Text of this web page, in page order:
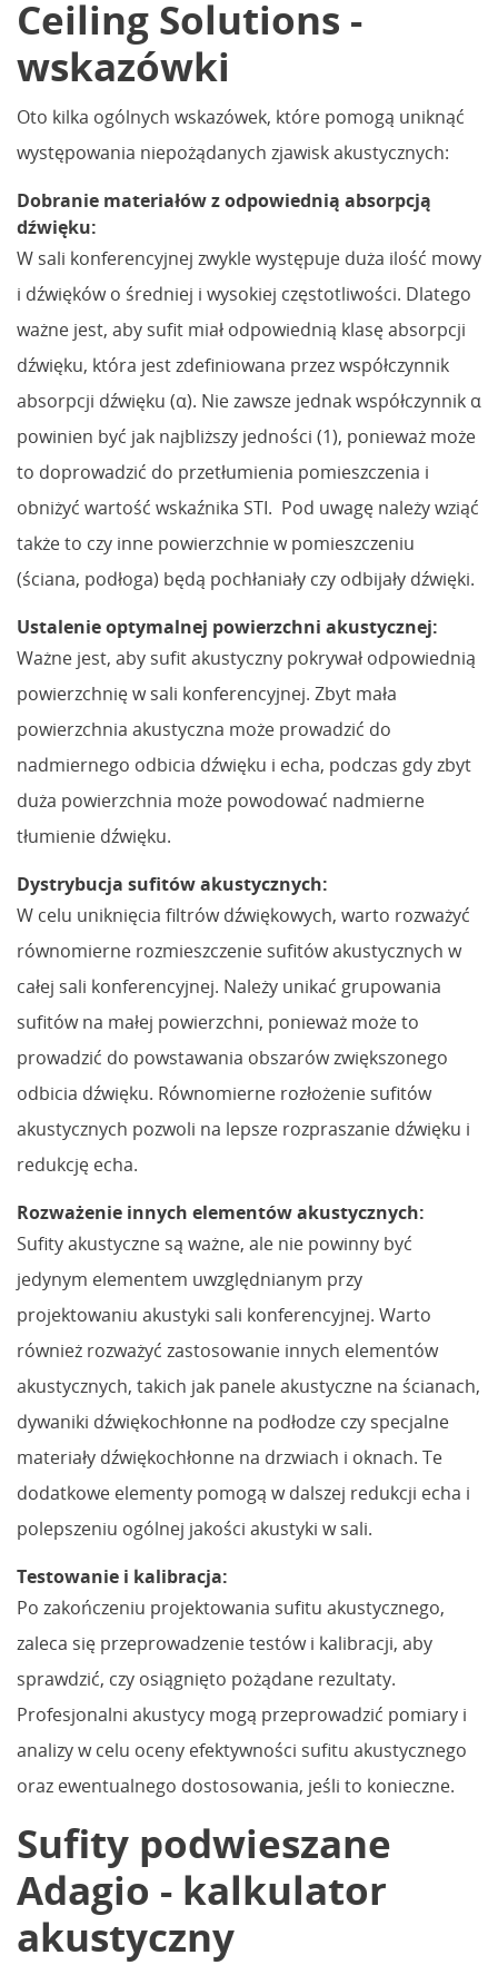
Ceiling Solutions -
wskazówki
Oto kilka ogólnych wskazówek, które pomogą uniknąć
występowania niepożądanych zjawisk akustycznych:
Dobranie materiałów z odpowiednią absorpcją
dźwięku:
W sali konferencyjnej zwykle występuje duża ilość mowy
i dźwięków o średniej i wysokiej częstotliwości. Dlatego
ważne jest, aby sufit miał odpowiednią klasę absorpcji
dźwięku, która jest zdefiniowana przez współczynnik
absorpcji dźwięku (α). Nie zawsze jednak współczynnik α
powinien być jak najbliższy jedności (1), ponieważ może
to doprowadzić do przetłumienia pomieszczenia i
obniżyć wartość wskaźnika STI. Pod uwagę należy wziąć
także to czy inne powierzchnie w pomieszczeniu
(ściana, podłoga) będą pochłaniały czy odbijały dźwięki.
Ustalenie optymalnej powierzchni akustycznej:
Ważne jest, aby sufit akustyczny pokrywał odpowiednią
powierzchnię w sali konferencyjnej. Zbyt mała
powierzchnia akustyczna może prowadzić do
nadmiernego odbicia dźwięku i echa, podczas gdy zbyt
duża powierzchnia może powodować nadmierne
tłumienie dźwięku.
Dystrybucja sufitów akustycznych:
W celu uniknięcia filtrów dźwiękowych, warto rozważyć
równomierne rozmieszczenie sufitów akustycznych w
całej sali konferencyjnej. Należy unikać grupowania
sufitów na małej powierzchni, ponieważ może to
prowadzić do powstawania obszarów zwiększonego
odbicia dźwięku. Równomierne rozłożenie sufitów
akustycznych pozwoli na lepsze rozpraszanie dźwięku i
redukcję echa.
Rozważenie innych elementów akustycznych:
Sufity akustyczne są ważne, ale nie powinny być
jedynym elementem uwzględnianym przy
projektowaniu akustyki sali konferencyjnej. Warto
również rozważyć zastosowanie innych elementów
akustycznych, takich jak panele akustyczne na ścianach,
dywaniki dźwiękochłonne na podłodze czy specjalne
materiały dźwiękochłonne na drzwiach i oknach. Te
dodatkowe elementy pomogą w dalszej redukcji echa i
polepszeniu ogólnej jakości akustyki w sali.
Testowanie i kalibracja:
Po zakończeniu projektowania sufitu akustycznego,
zaleca się przeprowadzenie testów i kalibracji, aby
sprawdzić, czy osiągnięto pożądane rezultaty.
Profesjonalni akustycy mogą przeprowadzić pomiary i
analizy w celu oceny efektywności sufitu akustycznego
oraz ewentualnego dostosowania, jeśli to konieczne.
Sufity podwieszane
Adagio - kalkulator
akustyczny